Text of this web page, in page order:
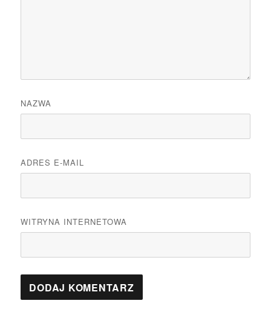
NAZWA
ADRES E-MAIL
WITRYNA INTERNETOWA